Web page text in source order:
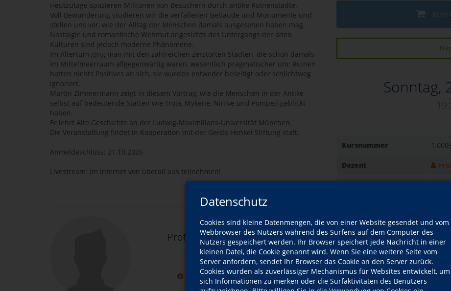
Datenschutz
Cookies sind kleine Datenmengen, die von einer Website gesendet und vom
Webbrowser des Nutzers während des Surfens auf dem Computer des
Nutzers gespeichert werden. Ihr Browser speichert jede Nachricht in einer
kleinen Datei, die Cookie genannt wird. Wenn Sie eine weitere Seite vom
Server anfordern, sendet Ihr Browser das Cookie an den Server zurück.
Cookies wurden als zuverlässiger Mechanismus für Websites entwickelt, um
sich Informationen zu merken oder die Surfaktivitäten des Benutzers
Kurs
Sonntag,
Kursnummer
Dozent
Ort
N. N.
N. N.
N. N.
Heutzutage spazieren Millionen von Besuchern durch antike Ruinenstädte.
Voll Bewunderung studieren wir die verfallenen Gebäude und Monumente und
stellen uns vor, wie der Alltag der Menschen damals ausgesehen haben mag.
Nostalgie und romantische Wehmut angesichts des Untergangs der alten
Kulturen sind jedoch moderne Phänomene.
Im Altertum ging man mit den zahlreichen zerstörten Städten, die schon damals
im Mittelmeerraum allgegenwärtig waren, wesentlich pragmatischer um: Ruinen
hatten nichts Positives an sich, sie wurden entweder beseitigt oder schlichtweg
ignoriert.
Martin Zimmermann zeigt in diesem Vortrag, wie die Menschen in der Antike
selbst auf bedeutende Stätten wie Troja, Mykene, Ninive und Pompeji geblickt
haben.
Er lehrt Alte Geschichte an der Ludwig-Maximilians-Universität München.
Die Veranstaltung findet in Kooperation mit der Gerda Henkel Stiftung statt.
Anmeldeschluss: 21.10.2026
Livestream: Im Internet von überall aus teilnehmen!
Prof. Dr. Martin Zimmermann
Hauptdozent
zum Dozentenprofil
weitere Kurse dieses Dozenten